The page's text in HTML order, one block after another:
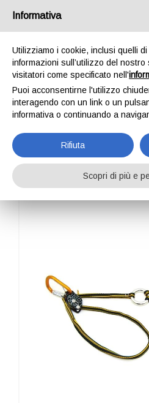
Informativa
Utilizziamo i cookie, inclusi quelli
informazioni sull’utilizzo del
visitatori come specificato nell'
Puoi acconsentirne l'utilizzo
interagendo con un link o un
informativa o continuando a
Rifiuta
Scopri di più e